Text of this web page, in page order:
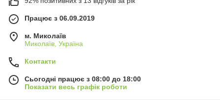
Працює з 06.09.2019
м. Миколаїв
Миколаїв, Україна
Контакти
Сьогодні працює з 08:00 до 18:00
Показати весь графік роботи